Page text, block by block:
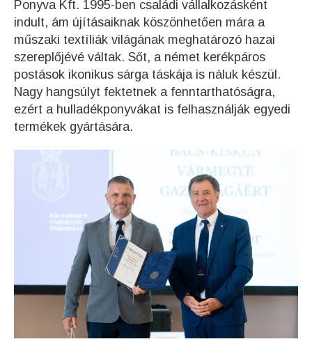
Ponyva Kft. 1995-ben családi vállalkozásként
indult, ám újításaiknak köszönhetően mára a
műszaki textíliák világának meghatározó hazai
szereplőjévé váltak. Sőt, a német kerékpáros
postások ikonikus sárga táskája is náluk készül.
Nagy hangsúlyt fektetnek a fenntarthatóságra,
ezért a hulladékponyvákat is felhasználják egyedi
termékek gyártására.